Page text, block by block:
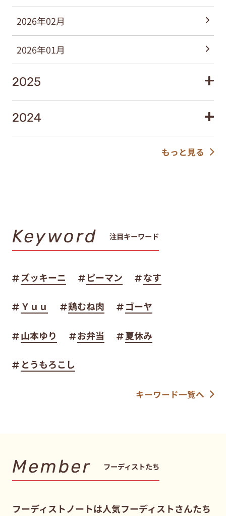
2026年02月
2026年01月
2025
2024
もっと見る
Keyword 注目キーワード
ズッキーニ ピーマン なす
Ｙｕｕ 鶏むね肉 ゴーヤ
山本ゆり お弁当 夏休み
とうもろこし
キーワード一覧へ
Member フーディストたち
フーディストノートは人気フーディストさんたち